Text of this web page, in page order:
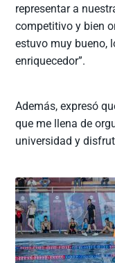
representar a
competitivo y bien
estuvo muy bueno,
enriquecedor”.
Además, expresó
que me llena de
universidad y